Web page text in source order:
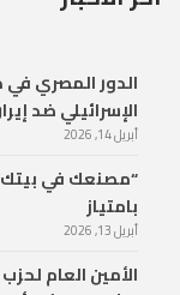
الدور المصري
الإسرائيلي ضد
أبريل 14, 2026
“مصنعك في
بامتياز
أبريل 13, 2026
الأمين العام